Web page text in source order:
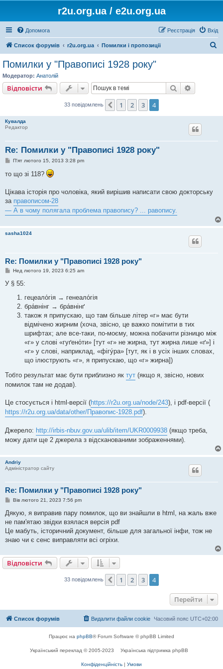
r2u.org.ua / e2u.org.ua
Допомога Вхід
Реєстрація
Список форумів r2u.org.ua Помилки і пропозиції
Помилки у "Правописі 1928 року"
Модератор: Анатолій
Відповісти Пошук
33 повідомлень Поперед.
1 2 3 4
Кувалда
Редактор
Re: Помилки у "Правописі 1928 року"
П
в
і
о
м
л
е
н
я
П'ят лютого 15, 2013 3:28 pm
то що зі 118?
Цікава історія про чоловіка, який вирішив написати свою докторську
за правописом-28
— А в чому полягала проблема правопису? ... равопису.
sasha1024
Re: Помилки у "Правописі 1928 року"
П
в
і
Нед лютого 19, 2023 6:25 am
У § 55:
гецеало́гія → генеало́гія
бра́внінг → бра́внінґ
також я припускаю, що там більше літер «г» має бути
відмічено жирним (хоча, звісно, це важко помітити в тих
шрифтах; але все-таки, по-моєму, можна побачити різницю між
«г» у слові «гуґено́ти» [тут «г» не жирна, тут жирна лише «ґ»] і
«г» у слові, наприклад, «фігу́ра» [тут, як і в усіх інших словах,
що ілюструють «г», я припускаю, що «г» жирна])
Тобто результат має бути приблизно як тут (якщо я, звісно, нових
помилок там не додав).
Це стосується і html-версії (https://r2u.org.ua/node/243), і pdf-версії (
https://r2u.org.ua/data/other/Правопис-1928.pdf).
Джерело: http://irbis-nbuv.gov.ua/ulib/item/UKR0009938 (якщо треба,
можу дати ще 2 джерела з відсканованими зображеннями).
Andriy
Адміністратор сайту
Re: Помилки у "Правописі 1928 року"
П
в
д
о
л
н
я
Вів лютого 21, 2023 7:56 pm
Дякую, я виправив пару помилок, що ви знайшли в html, на жаль вже
не пам'ятаю звідки взялася версія pdf
Це мабуть, історичний документ, більше для загальної інфи, тож не
знаю чи є сенс виправляти всі огріхи.
Відповісти
33 повідомлень Поперед.
1 2 3 4
Перейти
Список форумів Часовий пояс UTC+02:00
Видалити файли cookie
Працює на phpBB® Forum Software © phpBB Limited
Український переклад © 2005-2023 Українська підтримка phpBB
Конфіденційність | Умови